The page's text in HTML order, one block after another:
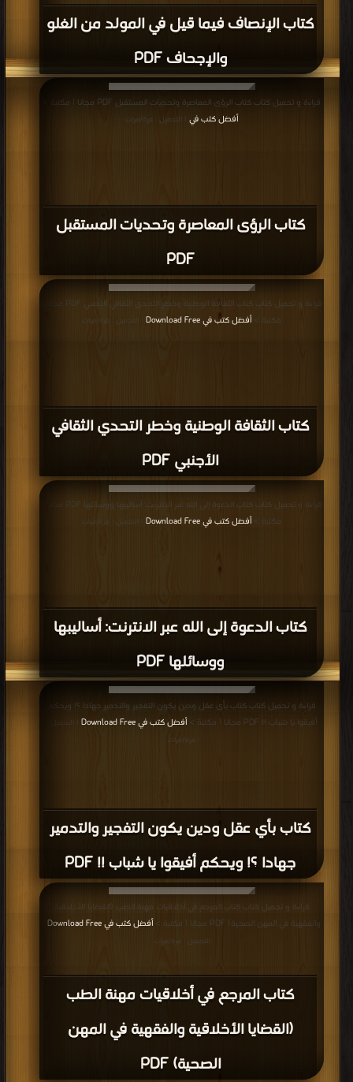
كتاب الإنصاف فيما قيل في المولد من الغلو
والإجحاف PDF
كتاب الرؤى المعاصرة وتحديات المستقبل
PDF
قراءة و تحميل كتاب كتاب الرؤى المعاصرة وتحديات المستقبل PDF مجانا | مكتبة >
أفضل كتب في
| التحميل : مرة/مرات
كتاب الثقافة الوطنية وخطر التحدي الثقافي
الأجنبي PDF
قراءة و تحميل كتاب كتاب الثقافة الوطنية وخطر التحدي الثقافي الأجنبي PDF مجانا |
مكتبة >أفضل كتب في Download Free | التحميل : مرة/مرات
كتاب الدعوة إلى الله عبر الانترنت: أساليبها
ووسائلها PDF
قراءة و تحميل كتاب كتاب الدعوة إلى الله عبر الانترنت: أساليبها ووسائلها PDF مجانا |
مكتبة >أفضل كتب في Download Free | التحميل : مرة/مرات
كتاب بأي عقل ودين يكون التفجير والتدمير
جهادا ؟! ويحكم أفيقوا يا شباب !! PDF
قراءة و تحميل كتاب كتاب بأي عقل ودين يكون التفجير والتدمير جهادا ؟! ويحكم
أفيقوا يا شباب !! PDF مجانا | مكتبة >
أفضل كتب في Download Free
| التحميل :
مرة/مرات
كتاب المرجع في أخلاقيات مهنة الطب
(القضايا الأخلاقية والفقهية في المهن
الصحية) PDF
قراءة و تحميل كتاب كتاب المرجع في أخلاقيات مهنة الطب (القضايا الأخلاقية
والفقهية في المهن الصحية) PDF مجانا | مكتبة >
أفضل كتب في Download Free
التحميل : مرة/مرات